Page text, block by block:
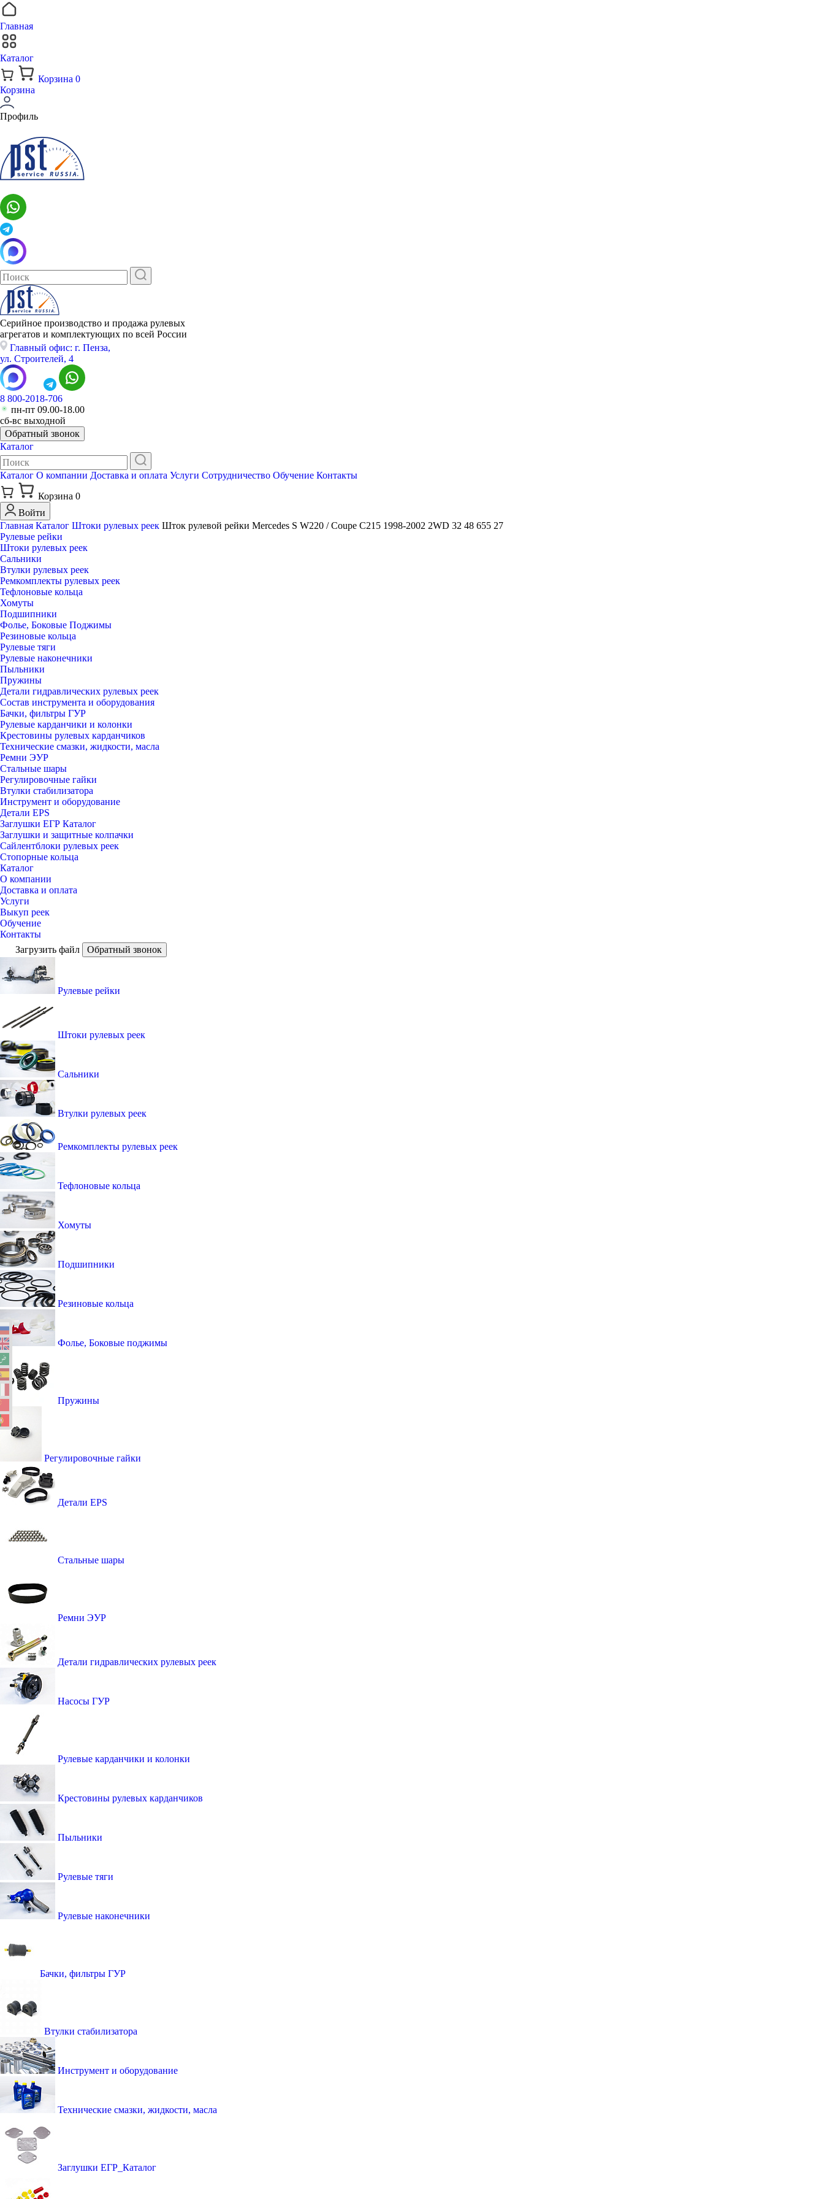
Главная
Каталог
Корзина 0
Корзина
Профиль
Серийное производство и продажа рулевых
агрегатов и комплектующих по всей России
Главный офис: г. Пенза,
ул. Строителей, 4
8 800-2018-706
пн-пт 09.00-18.00
сб-вс выходной
Обратный звонок
Каталог
Каталог О компании Доставка и оплата Услуги Сотрудничество Обучение Контакты
Корзина 0
Войти
Главная Каталог Штоки рулевых реек Шток рулевой рейки Mercedes S W220 / Coupe C215 1998-2002 2WD 32 48 655 27
Рулевые рейки
Штоки рулевых реек
Сальники
Втулки рулевых реек
Ремкомплекты рулевых реек
Тефлоновые кольца
Хомуты
Подшипники
Фолье, Боковые Поджимы
Резиновые кольца
Рулевые тяги
Рулевые наконечники
Пыльники
Пружины
Детали гидравлических рулевых реек
Состав инструмента и оборудования
Бачки, фильтры ГУР
Рулевые карданчики и колонки
Крестовины рулевых карданчиков
Технические смазки, жидкости, масла
Ремни ЭУР
Стальные шары
Регулировочные гайки
Втулки стабилизатора
Инструмент и оборудование
Детали EPS
Заглушки ЕГР Каталог
Заглушки и защитные колпачки
Сайлентблоки рулевых реек
Стопорные кольца
Каталог
О компании
Доставка и оплата
Услуги
Выкуп реек
Обучение
Контакты
Загрузить файл
Обратный звонок
Рулевые рейки
Штоки рулевых реек
Сальники
Втулки рулевых реек
Ремкомплекты рулевых реек
Тефлоновые кольца
Хомуты
Подшипники
Резиновые кольца
Фолье, Боковые поджимы
Пружины
Регулировочные гайки
Детали EPS
Стальные шары
Ремни ЭУР
Детали гидравлических рулевых реек
Насосы ГУР
Рулевые карданчики и колонки
Крестовины рулевых карданчиков
Пыльники
Рулевые тяги
Рулевые наконечники
Бачки, фильтры ГУР
Втулки стабилизатора
Инструмент и оборудование
Технические смазки, жидкости, масла
Заглушки ЕГР_Каталог